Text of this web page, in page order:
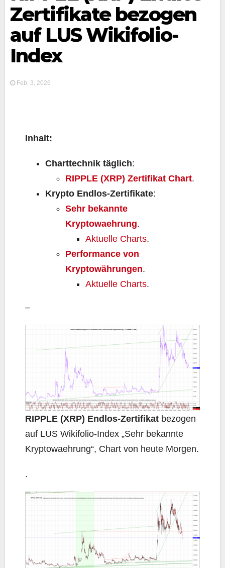
Zertifikate bezogen
auf LUS Wikifolio-
Index
Feb. 3, 2026
Inhalt:
Charttechnik täglich:
RIPPLE (XRP) Zertifikat Chart.
Krypto Endlos-Zertifikate:
Sehr bekannte
Kryptowaehrung.
Aktuelle Charts.
Performance von
Kryptowährungen.
Aktuelle Charts.
–
RIPPLE (XRP) Endlos-Zertifikat bezogen
auf LUS Wikifolio-Index „Sehr bekannte
Kryptowaehrung“, Chart von heute Morgen.
.